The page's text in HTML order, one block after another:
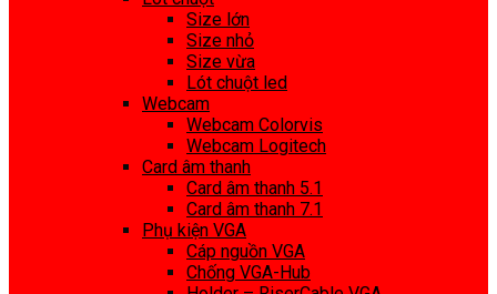
Size lớn
Size nhỏ
Size vừa
Lót chuột led
Webcam
Webcam Colorvis
Webcam Logitech
Card âm thanh
Card âm thanh 5.1
Card âm thanh 7.1
Phụ kiện VGA
Cáp nguồn VGA
Chống VGA-Hub